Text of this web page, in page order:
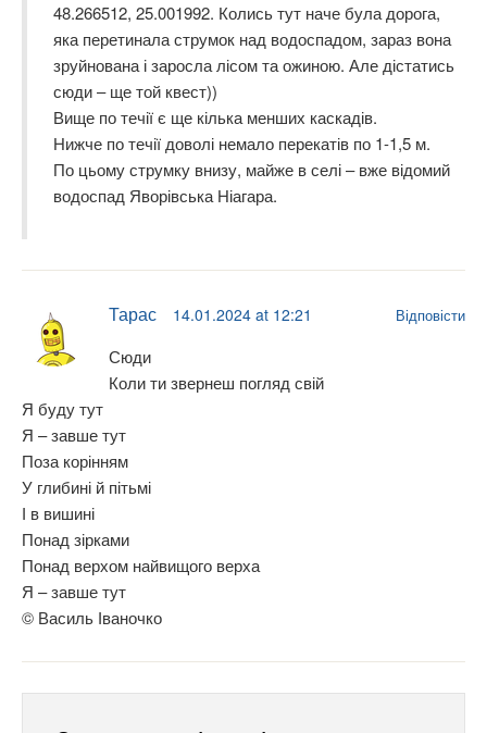
48.266512, 25.001992. Колись тут наче була дорога,
яка перетинала струмок над водоспадом, зараз вона
зруйнована і заросла лісом та ожиною. Але дістатись
сюди – ще той квест))
Вище по течії є ще кілька менших каскадів.
Нижче по течії доволі немало перекатів по 1-1,5 м.
По цьому струмку внизу, майже в селі – вже відомий
водоспад Яворівська Ніагара.
Тарас 14.01.2024 at 12:21 Відповісти
Сюди
Коли ти звернеш погляд свій
Я буду тут
Я – завше тут
Поза корінням
У глибині й пітьмі
І в вишині
Понад зірками
Понад верхом найвищого верха
Я – завше тут
© Василь Іваночко